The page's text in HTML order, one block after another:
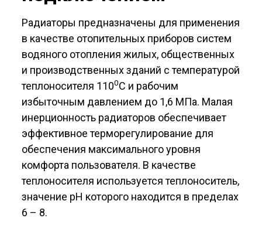
Радиаторы предназначены для применения
в качестве отопительных приборов систем
водяного отопления жилых, общественных
и производственных зданий с температурой
теплоносителя 1100С и рабочим
избыточным давлением до 1,6 МПа. Малая
инерционность радиаторов обеспечивает
эффективное терморегулирование для
обеспечения максимального уровня
комфорта пользователя. В качестве
теплоносителя используется теплоноситель,
значение рН которого находится в пределах
6 – 8.